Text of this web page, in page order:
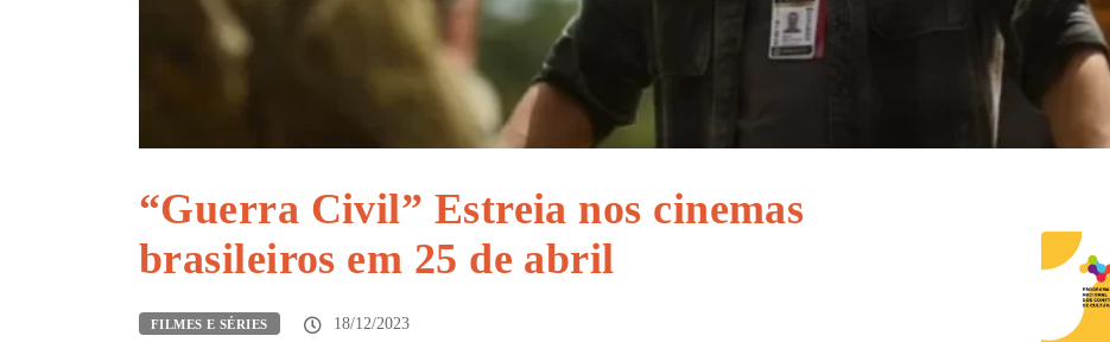
“Guerra Civil” Estreia nos cinemas
brasileiros em 25 de abril
FILMES E SÉRIES 18/12/2023